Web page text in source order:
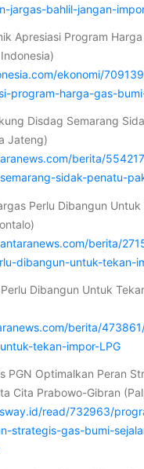
jargas-bahlil-jangan-
Apresiasi Program Harga
ekonomi/
program-harga-gas-
Disdag Semarang
Jateng)
berita/
sidak-penatu-
Perlu Dibangun
berita/
dibangun-untuk-tekan-
Dibangun Untuk
berita/
tekan-impor-LPG
PGN Optimalkan Peran
Cita Prabowo-Gibran
read/732963/
strategis-gas-bumi-